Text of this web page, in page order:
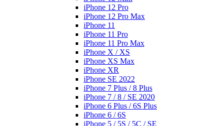
iPhone 12 Pro
iPhone 12 Pro Max
iPhone 11
iPhone 11 Pro
iPhone 11 Pro Max
iPhone X / XS
iPhone XS Max
iPhone XR
iPhone SE 2022
iPhone 7 Plus / 8 Plus
iPhone 7 / 8 / SE 2020
iPhone 6 Plus / 6S Plus
iPhone 6 / 6S
iPhone 5 / 5S / 5C / SE